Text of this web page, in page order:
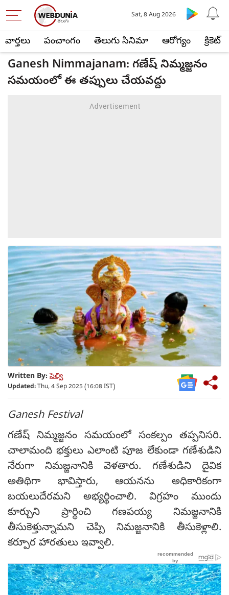
వార్తలు పంచాంగం తెలుగు సినిమా ఆరోగ్యం క్రికెట్
Sat, 8 Aug 2026
Ganesh Nimmajanam: గణేష్ నిమ్మజ్జనం
సమయంలో ఈ తప్పులు చేయవద్దు
Written By: సెల్వి
Updated:Thu, 4 Sep 2025 (16:08 IST)
Ganesh Festival
గణేష్ నిమ్మజ్జనం సమయంలో సంకల్పం తప్పనిసరి.
చాలామంది భక్తులు ఎలాంటి పూజ లేకుండా గణేశుడిని
నేరుగా నిమజ్జనానికి వెళతారు. గణేశుడిని దైవిక
అతిథిగా భావిస్తారు, ఆయనను అధికారికంగా
బయలుదేరమని అభ్యర్థించాలి. విగ్రహం ముందు
కూర్చుని ప్రార్థించి గణపయ్య నిమజ్జనానికి
తీసుకెళ్తున్నామని చెప్పి నిమజ్జనానికి తీసుకెళ్లాలి.
కర్పూర హారతులు ఇవ్వాలి.